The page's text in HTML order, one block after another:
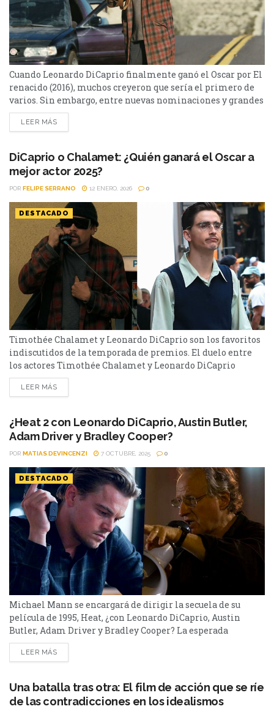
Cuando Leonardo DiCaprio finalmente ganó el Oscar por El
renacido (2016), muchos creyeron que sería el primero de
varios. Sin embargo, entre nuevas nominaciones y grandes
actuaciones, nunca volvió a llevarse la estatuilla… hasta
ahora. Con One Battle After Another, DiCaprio está otra vez
posibilidades merecen un análisis cuidadoso....
LEER MÁS
DiCaprio o Chalamet: ¿Quién ganará el Oscar a
mejor actor 2025?
POR FELIPE SERRANO 12 ENERO, 2026 0
DESTACADO
Timothée Chalamet y Leonardo DiCaprio son los favoritos
indiscutidos de la temporada de premios. El duelo entre
los actores Timothée Chalamet y Leonardo DiCaprio
promete mantener viva a esta temporada de premios que
empezó en pasado domingo con los Critics Choice Awards
Marty Supreme. y anoche recibió la segunda...
LEER MÁS
¿Heat 2 con Leonardo DiCaprio, Austin Butler,
Adam Driver y Bradley Cooper?
POR MATIAS DEVINCENZI 7 OCTUBRE, 2025 0
DESTACADO
Michael Mann se encargará de dirigir la secuela de su
película de 1995, Heat, ¿con Leonardo DiCaprio, Austin
Butler, Adam Driver y Bradley Cooper? La esperada
continuación de Heat, el clásico drama criminal de 1995,
finalmente encontró un nuevo impulso. Heat 2, la
hace años, tendrá un nuevo hogar bajo el sello...
LEER MÁS
Una batalla tras otra: El film de acción que se ríe
de las contradicciones en los idealismos